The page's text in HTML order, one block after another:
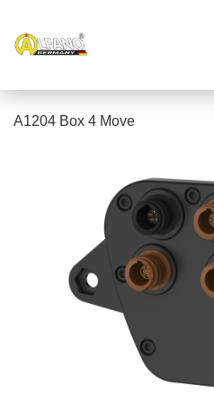
A1204 Box 4 Move